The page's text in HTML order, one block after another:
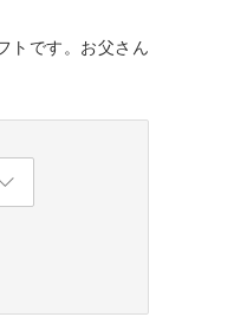
トです。お父さん